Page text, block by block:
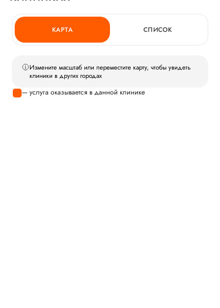
КАРТА СПИСОК
Измените масштаб или переместите карту, чтобы увидеть
клиники в других городах
— услуга оказывается в данной клинике